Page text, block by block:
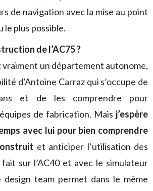
de navigation avec la mise au point
le plus possible.
de l’AC75 ?
vraiment un département autonome,
d’Antoine Carraz qui s’occupe de
et de les comprendre pour
de fabrication. Mais j’espère
avec lui pour bien comprendre
et anticiper l’utilisation des
fait sur l’AC40 et avec le simulateur
design team permet dans le même